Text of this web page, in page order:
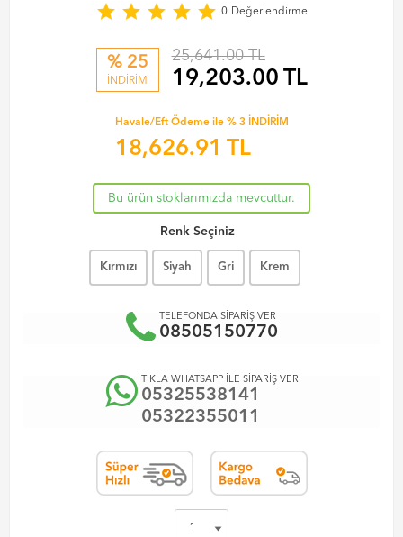
star star star star star 0 Değerlendirme
% 25
İNDİRİM
25,641.00 TL
19,203.00 TL
Havale/Eft Ödeme ile % 3 İNDİRİM
18,626.91 TL
Bu ürün stoklarımızda mevcuttur.
Renk Seçiniz
Kırmızı Siyah Gri Krem
TELEFONDA SİPARİŞ VER
08505150770
TIKLA WHATSAPP İLE SİPARİŞ VER
05325538141
05322355011